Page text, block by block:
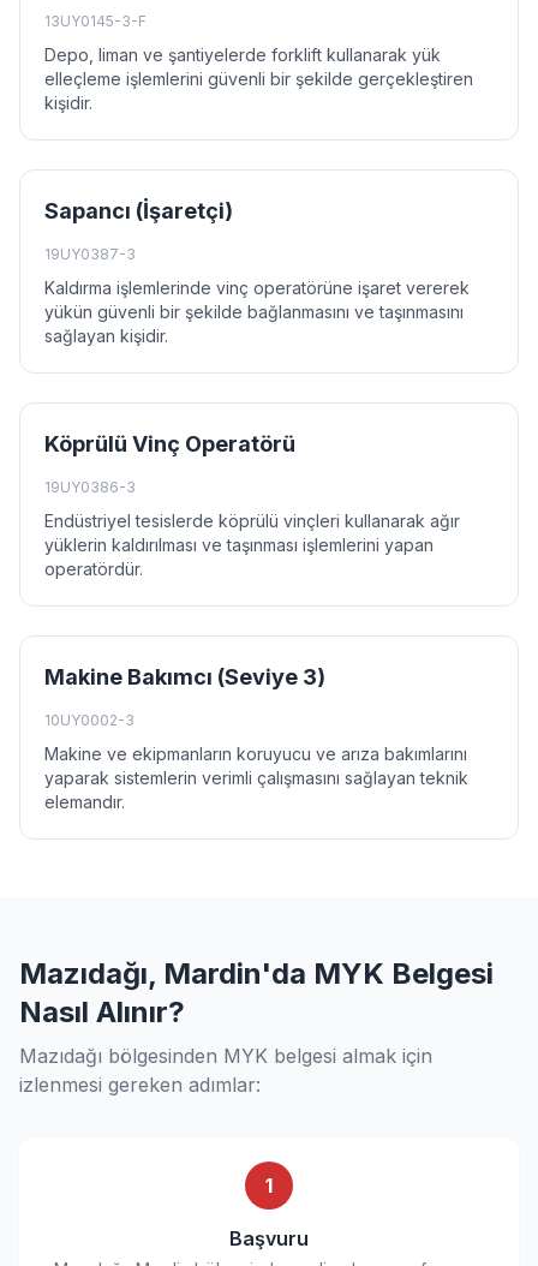
13UY0145-3-F
Depo, liman ve şantiyelerde forklift kullanarak yük
elleçleme işlemlerini güvenli bir şekilde gerçekleştiren
kişidir.
Sapancı (İşaretçi)
19UY0387-3
Kaldırma işlemlerinde vinç operatörüne işaret vererek
yükün güvenli bir şekilde bağlanmasını ve taşınmasını
sağlayan kişidir.
Köprülü Vinç Operatörü
19UY0386-3
Endüstriyel tesislerde köprülü vinçleri kullanarak ağır
yüklerin kaldırılması ve taşınması işlemlerini yapan
operatördür.
Makine Bakımcı (Seviye 3)
10UY0002-3
Makine ve ekipmanların koruyucu ve arıza bakımlarını
yaparak sistemlerin verimli çalışmasını sağlayan teknik
elemandır.
Mazıdağı, Mardin'da MYK Belgesi
Nasıl Alınır?
Mazıdağı bölgesinden MYK belgesi almak için
izlenmesi gereken adımlar:
1
Başvuru